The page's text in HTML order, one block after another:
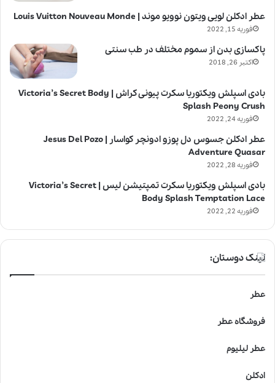
عطر ادکلن لویی ویتون نوویو موند | Louis Vuitton Nouveau Monde
فوریه 15, 2022
پاکسازی بدن از سموم مختلف در طب سنتی
اکتبر 26, 2018
بادی اسپلش ویکتوریا سکرت پیونی کراش | Victoria’s Secret Body
Splash Peony Crush
فوریه 24, 2022
عطر ادکلن جسوس دل پوزو ادونچر کواسار | Jesus Del Pozo
Adventure Quasar
فوریه 28, 2022
بادی اسپلش ویکتوریا سکرت تمپتیشن لیس | Victoria’s Secret
Body Splash Temptation Lace
فوریه 22, 2022
لینک دوستان:
عطر
فروشگاه عطر
عطر لیلیوم
ادکلن